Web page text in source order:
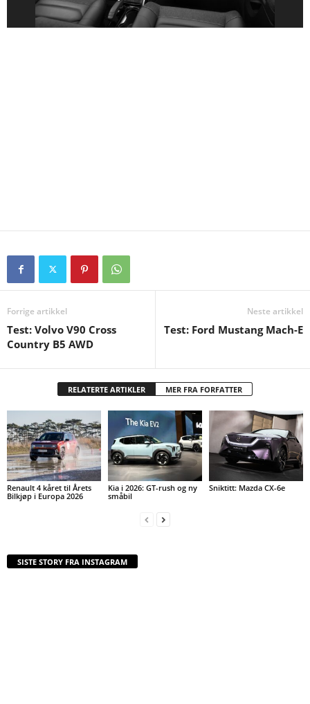
Forrige artikkel
Test: Volvo V90 Cross
Country B5 AWD
Neste artikkel
Test: Ford Mustang Mach-E
RELATERTE ARTIKLER MER FRA FORFATTER
Renault 4 kåret til Årets
Bilkjøp i Europa 2026
Kia i 2026: GT-rush og ny
småbil
Sniktitt: Mazda CX-6e
SISTE STORY FRA INSTAGRAM